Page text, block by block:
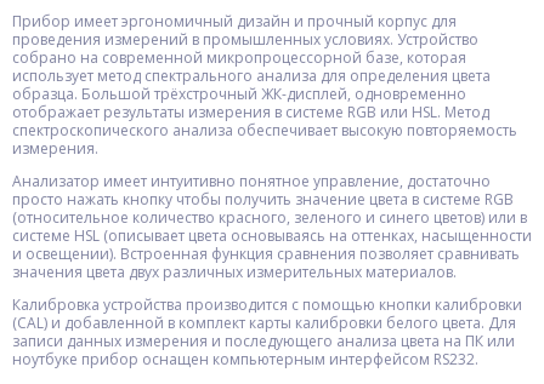
Прибор имеет эргономичный дизайн и прочный корпус для
проведения измерений в промышленных условиях. Устройство
собрано на современной микропроцессорной базе, которая
использует метод спектрального анализа для определения цвета
образца. Большой трёхстрочный ЖК-дисплей, одновременно
отображает результаты измерения в системе RGB или HSL. Метод
спектроскопического анализа обеспечивает высокую повторяемость
измерения.
Анализатор имеет интуитивно понятное управление, достаточно
просто нажать кнопку чтобы получить значение цвета в системе RGB
(относительное количество красного, зеленого и синего цветов) или в
системе HSL (описывает цвета основываясь на оттенках, насыщенности
и освещении). Встроенная функция сравнения позволяет сравнивать
значения цвета двух различных измерительных материалов.
Калибровка устройства производится с помощью кнопки калибровки
(CAL) и добавленной в комплект карты калибровки белого цвета. Для
записи данных измерения и последующего анализа цвета на ПК или
ноутбуке прибор оснащен компьютерным интерфейсом RS232.